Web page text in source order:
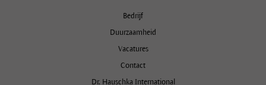
Bedrijf
Duurzaamheid
Vacatures
Contact
Dr. Hauschka International